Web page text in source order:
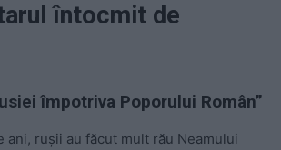
întocmit de
împotriva Poporului Român”
ani, rușii au făcut mult rău Neamului